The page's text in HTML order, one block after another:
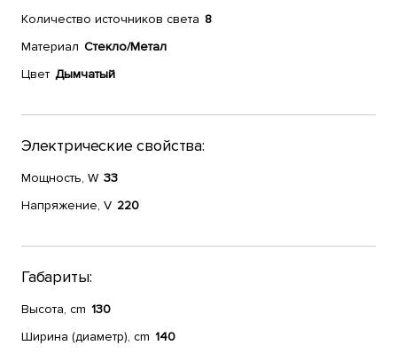
Количество источников света 8
Материал Стекло/Метал
Цвет Дымчатый
Электрические свойства:
Мощность, W 33
Напряжение, V 220
Габариты:
Высота, cm 130
Ширина (диаметр), cm 140